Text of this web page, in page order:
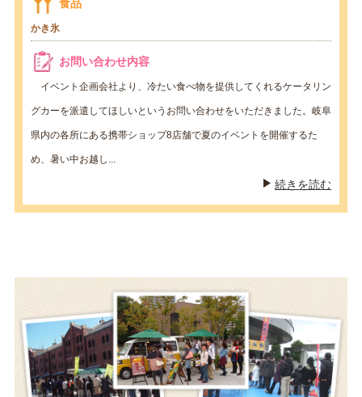
食品
かき氷
お問い合わせ内容
イベント企画会社より、冷たい食べ物を提供してくれるケータリン
グカーを派遣してほしいというお問い合わせをいただきました。岐阜
県内の各所にある携帯ショップ8店舗で夏のイベントを開催するた
め、暑い中お越し...
続きを読む